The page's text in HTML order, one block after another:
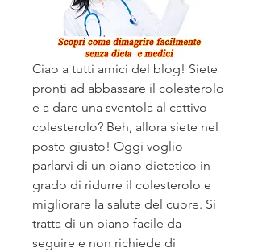
Ciao a tutti amici del blog! Siete
pronti ad abbassare il colesterolo
e a dare una sventola al cattivo
colesterolo? Beh, allora siete nel
posto giusto! Oggi voglio
parlarvi di un piano dietetico in
grado di ridurre il colesterolo e
migliorare la salute del cuore. Si
tratta di un piano facile da
seguire e non richiede di